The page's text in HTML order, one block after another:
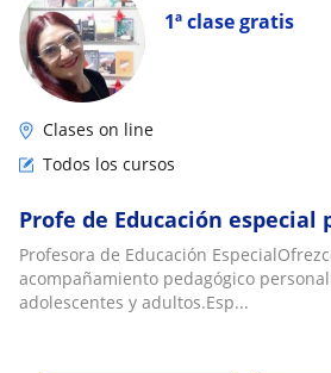
1ª clase gratis
Clases on line
Todos los cursos
Profe de Educación
Profesora de Educación
acompañamiento pedagógico
adolescentes y adultos.Esp...